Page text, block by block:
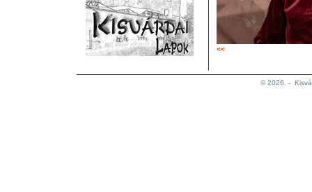
<<
© 2026. -